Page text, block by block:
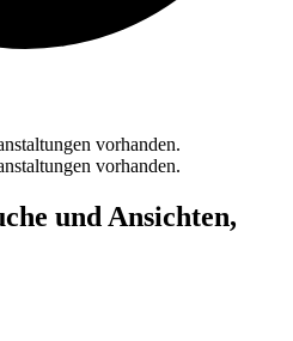
vorhanden.
vorhanden.
und Ansichten,